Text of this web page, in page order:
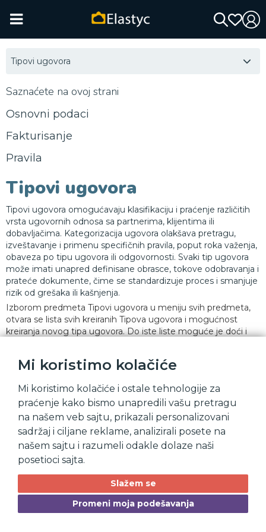
Mi koristimo kolačiće
Mi koristimo kolačiće i ostale tehnologije za
praćenje kako bismo unapredili vašu pretragu
na našem veb sajtu, prikazali personalizovani
sadržaj i ciljane reklame, analizirali posete na
našem sajtu i razumeli odakle dolaze naši
posetioci sajta.
Slažem se
Promeni moja podešavanja
Tipovi ugovora
Saznaćete na ovoj strani
Osnovni podaci
Fakturisanje
Pravila
Tipovi ugovora
Tipovi ugovora omogućavaju klasifikaciju i praćenje različitih
vrsta ugovornih odnosa sa partnerima, klijentima ili
dobavljačima. Kategorizacija ugovora olakšava pretragu,
izveštavanje i primenu specifičnih pravila, poput roka važenja,
obaveza po tipu ugovora ili odgovornosti. Svaki tip ugovora
može imati unapred definisane obrasce, tokove odobravanja i
prateće dokumente, čime se standardizuje proces i smanjuje
rizik od grešaka ili kašnjenja.
Izborom predmeta Tipovi ugovora u meniju svih predmeta,
otvara se lista svih kreiranih Tipova ugovora i mogućnost
kreiranja novog tipa ugovora. Do iste liste moguće je doći i